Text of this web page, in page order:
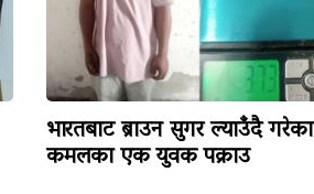
भारतबाट ब्राउन सुगर ल्याउँदै गरेका
कमलका एक युवक पक्राउ